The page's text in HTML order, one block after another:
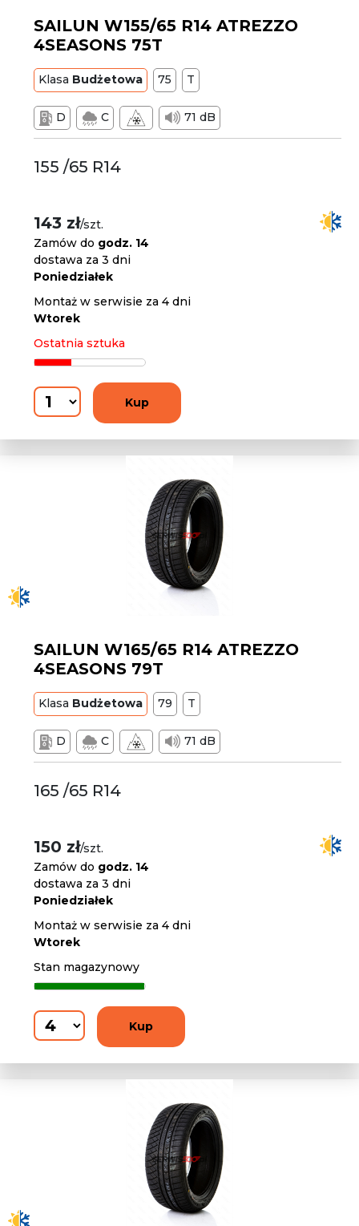
SAILUN W155/65 R14 ATREZZO
4SEASONS 75T
Klasa Budżetowa 75 T
D C 71 dB
155 /65 R14
143 zł/szt.
Zamów do godz. 14
dostawa za 3 dni
Poniedziałek
Montaż w serwisie za 4 dni
Wtorek
Ostatnia sztuka
Kup
SAILUN W165/65 R14 ATREZZO
4SEASONS 79T
Klasa Budżetowa 79 T
D C 71 dB
165 /65 R14
150 zł/szt.
Zamów do godz. 14
dostawa za 3 dni
Poniedziałek
Montaż w serwisie za 4 dni
Wtorek
Stan magazynowy
Kup